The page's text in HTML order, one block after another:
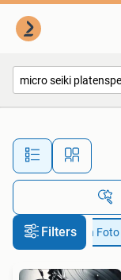
Filters
Audio, Tv en Foto